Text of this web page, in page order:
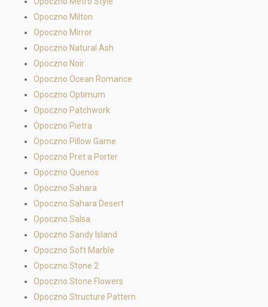
Opoczno Milton
Opoczno Mirror
Opoczno Natural Ash
Opoczno Noir
Opoczno Ocean Romance
Opoczno Optimum
Opoczno Patchwork
Opoczno Pietra
Opoczno Pillow Game
Opoczno Pret a Porter
Opoczno Quenos
Opoczno Sahara
Opoczno Sahara Desert
Opoczno Salsa
Opoczno Sandy Island
Opoczno Soft Marble
Opoczno Stone 2
Opoczno Stone Flowers
Opoczno Structure Pattern